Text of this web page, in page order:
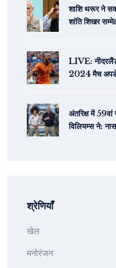
शाशि थरूर ने
शांति शिखर
LIVE:
2024 मैच
अंतरिक्ष में 59वां
विलियम्स ने:
श्रेणियाँ
खेल
मनोरंजन